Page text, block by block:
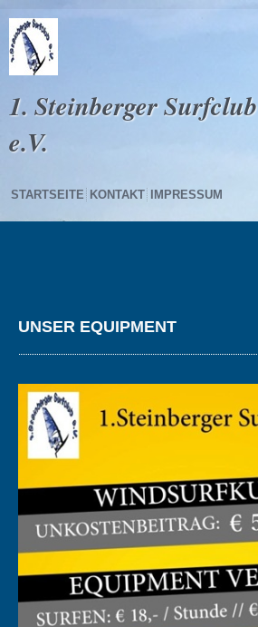
1. Steinberger Surfclub
e.V.
STARTSEITE KONTAKT IMPRESSUM
UNSER EQUIPMENT